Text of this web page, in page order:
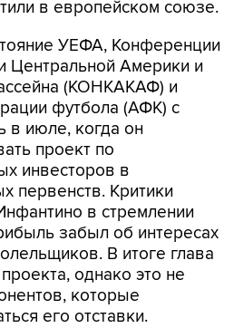
в европейском союзе.
УЕФА, Конференции
Центральной Америки и
(КОНКАКАФ) и
футбола (АФК) с
в июле, когда он
проект по
инвесторов в
первенств. Критики
в стремлении
забыл об интересах
В итоге глава
однако это не
которые
его отставки.